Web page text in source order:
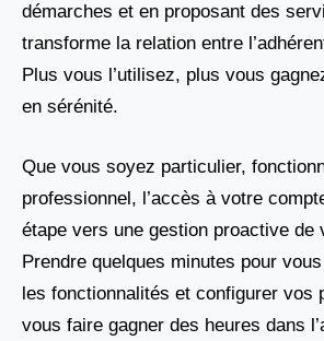
démarches et en proposant des
transforme la relation entre
Plus vous l’utilisez, plus vous
en sérénité.
Que vous soyez particulier,
professionnel, l’accès à votre
étape vers une gestion proactive de
Prendre quelques minutes pour
les fonctionnalités et configurer vos
vous faire gagner des heures dans